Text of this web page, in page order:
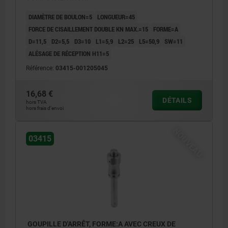
DIAMÈTRE DE BOULON=5
LONGUEUR=45
FORCE DE CISAILLEMENT DOUBLE KN MAX.=15
FORME=A
D=11,5
D2=5,5 D3=10 L1=5,9 L2=25 L5=50,9
SW=11
ALÉSAGE DE RÉCEPTION H11=5
Référence: 03415-001205045
16,68 €
hors TVA
hors frais d’envoi
DÉTAILS
03415
GOUPILLE D'ARRÊT, FORME:A AVEC CREUX DE